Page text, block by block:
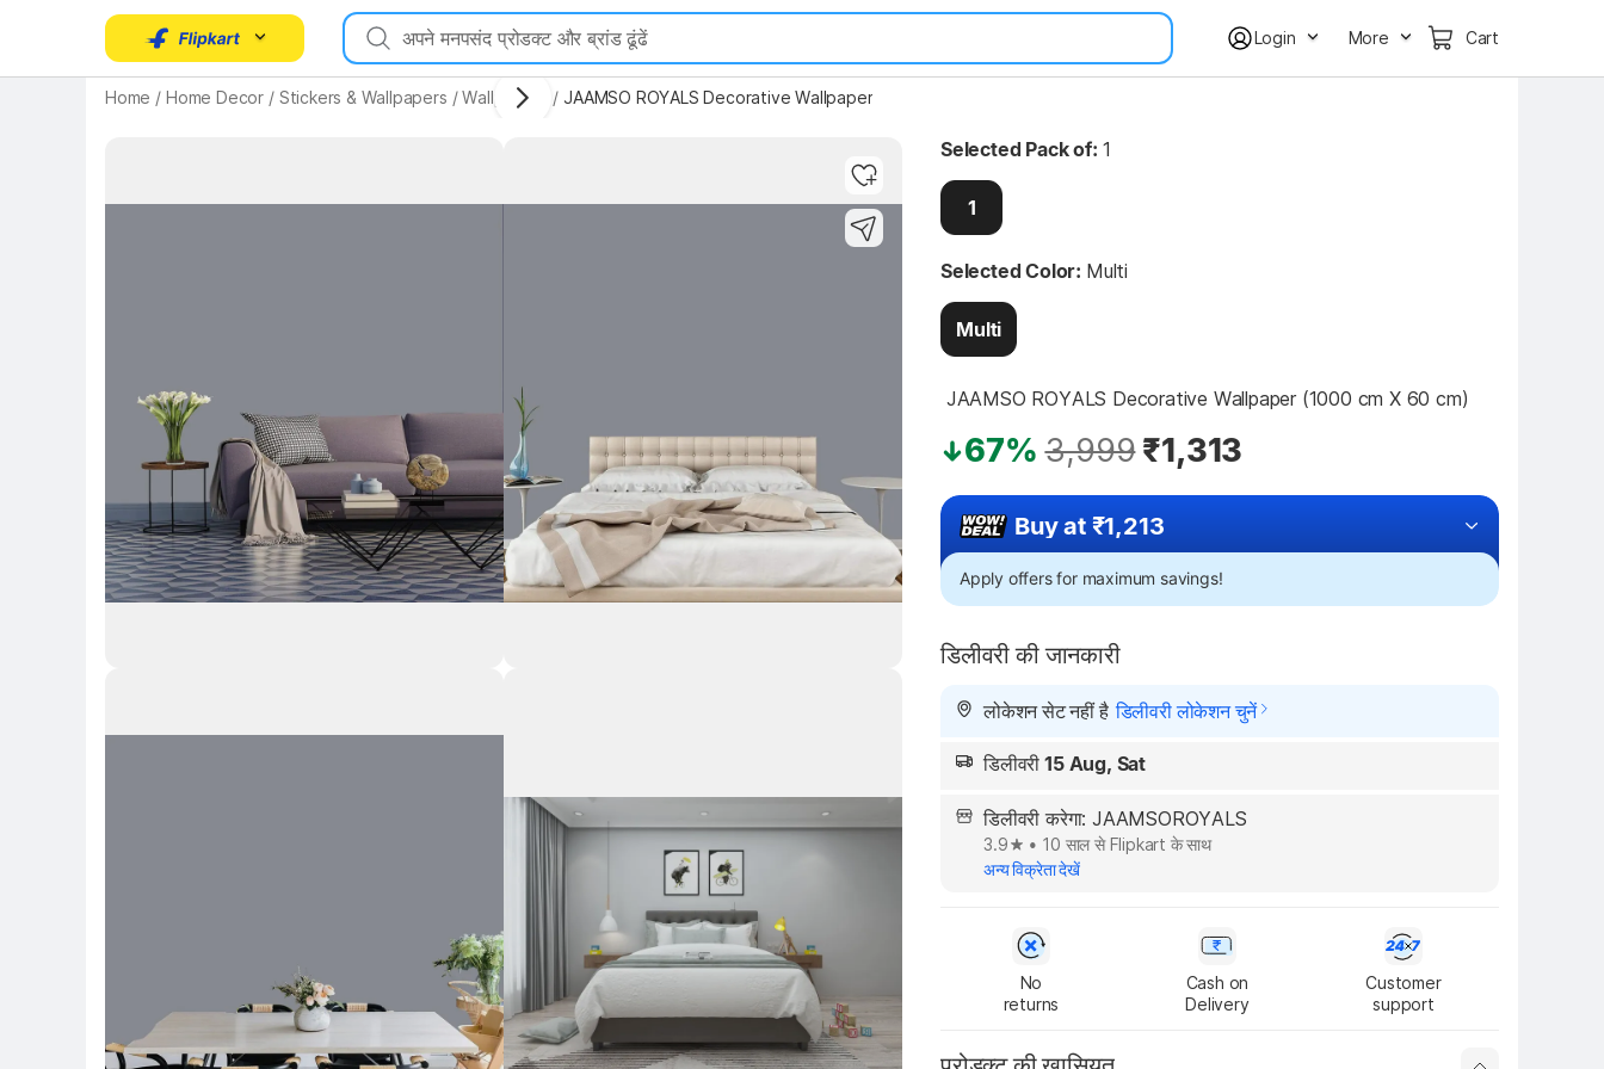
Login More Cart
Home / Home Decor / Stickers & Wallpapers / Wallpapers / JAAMSO ROYALS Decorative Wallpaper
Key Highlights
Selected Pack of: 1
1
Selected Color: Multi
Multi
JAAMSO ROYALS Decorative Wallpaper (1000 cm X 60 cm)
67% 3,999₹1,313
Buy at ₹1,213
Apply offers for maximum savings!
डिलीवरी की जानकारी
लोकेशन सेट नहीं है डिलीवरी लोकेशन चुनें
डिलीवरी 15 Aug, Sat
डिलीवरी करेगा: JAAMSOROYALS
3.9 • 10 साल से Flipkart के साथ
अन्य विक्रेता देखें
No
returns
Cash on
Delivery
Customer
support